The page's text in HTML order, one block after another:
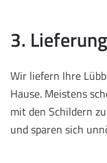
3. Lieferung
Wir liefern Ihre
Hause. Meistens
mit den Schildern
und sparen sich